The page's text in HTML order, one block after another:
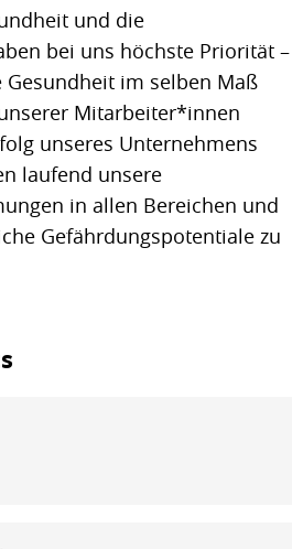
und die
bei uns höchste Priorität –
im selben Maß
Mitarbeiter*innen
unseres Unternehmens
laufend unsere
in allen Bereichen und
Gefährdungspotentiale zu